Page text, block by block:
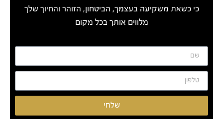
כי כשאת משקיעה בעצמך, הביטחון, הזוהר והחיוך שלך
מלווים אותך בכל מקום
שלחי